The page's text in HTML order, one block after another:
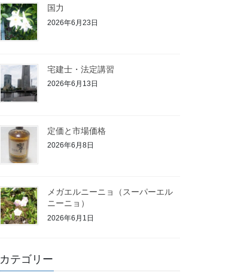
国力
2026年6月23日
宅建士・法定講習
2026年6月13日
定価と市場価格
2026年6月8日
メガエルニーニョ（スーパーエル
ニーニョ）
2026年6月1日
カテゴリー